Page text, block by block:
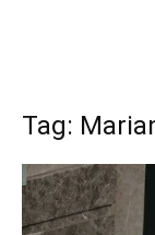
Tag: